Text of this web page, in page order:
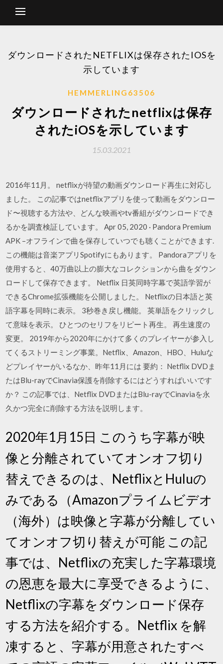
ダウンロードされたNETFLIXは保存されたIOSを
示しています
HEMMERLING63506
ダウンロードされたnetflixは保存
されたiOSを示しています
15.03.2021
2016年11月。 netflixが待望の動画ダウンロード再生に対応し
ました。 この記事ではnetflixアプリを使って動画をダウンロー
ド〜視聴する方法や、どんな映画やtv番組がダウンロードでき
るかを調査検証しています。 Apr 05, 2020 · Pandora Premium
APK –オフラインで曲を保存していつでも聴くことができます.
この機能は音楽アプリSpotifyにもあります。 Pandoraアプリを
使用すると、40万曲以上の膨大なコレクションから曲をダウン
ロードして保存できます。 Netflix 日英同時字幕で英語学習が
できるChrome拡張機能を公開しました。 Netflixの日本語と英
語字幕を同時に表示。 3秒巻き戻し機能。 英単語をクリックし
て意味を表示。 ひとつのセリフをリピート再生。 再生速度の
変更。 2019年から2020年にかけて多くのプレイヤーが参入し
てくるストリーミング事業。Netflix、Amazon、HBO、Huluな
どプレイヤーがいるなか、昨年11月には 要約： Netflix DVDま
たはBlu-rayでCinavia保護を削除するにはどうすればいいです
か？ この記事では、Netflix DVDまたはBlu-rayでCinaviaを永
久かつ完全に削除する方法を説明します。
2020年1月15日 このうち字幕が映
像と分離されていてオンオフ切り
替えできるのは、NetflixとHuluの
みである（Amazonプライムビデオ
（海外）は映像と字幕が分離してい
てオンオフ切り替えが可能 この記
事では、Netflixの充実した字幕環境
の恩恵を最大に享受できるように、
Netflixの字幕をダウンロード保存
する方法を紹介する。Netflix を解
凍すると、字幕が用意されたすべ